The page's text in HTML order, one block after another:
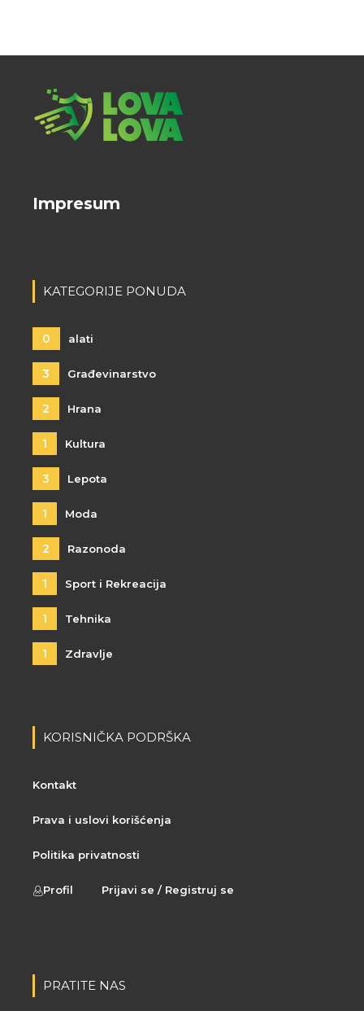
Impresum
KATEGORIJE PONUDA
0 alati
3 Građevinarstvo
2 Hrana
1 Kultura
3 Lepota
1 Moda
2 Razonoda
1 Sport i Rekreacija
1 Tehnika
1 Zdravlje
KORISNIČKA PODRŠKA
Kontakt
Prava i uslovi korišćenja
Politika privatnosti
Profil Prijavi se / Registruj se
PRATITE NAS